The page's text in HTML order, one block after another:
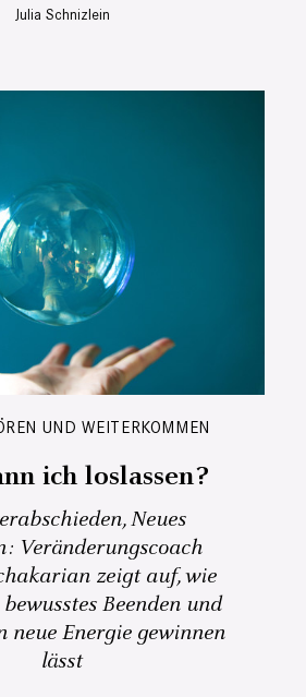
Julia Schnizlein
UND WEITERKOMMEN
ich loslassen?
Neues
Veränderungscoach
zeigt auf, wie
Beenden und
neue Energie gewinnen
lässt